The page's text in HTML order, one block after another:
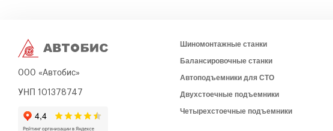
ООО «Автобис»
УНП 101378747
Шиномонтажные станки
Балансировочные станки
Автоподъемники для СТО
Двухстоечные подъемники
Четырехстоечные подъемники